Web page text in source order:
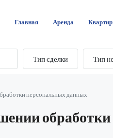
Главная Аренда
Тип сделки Тип
персональных данных